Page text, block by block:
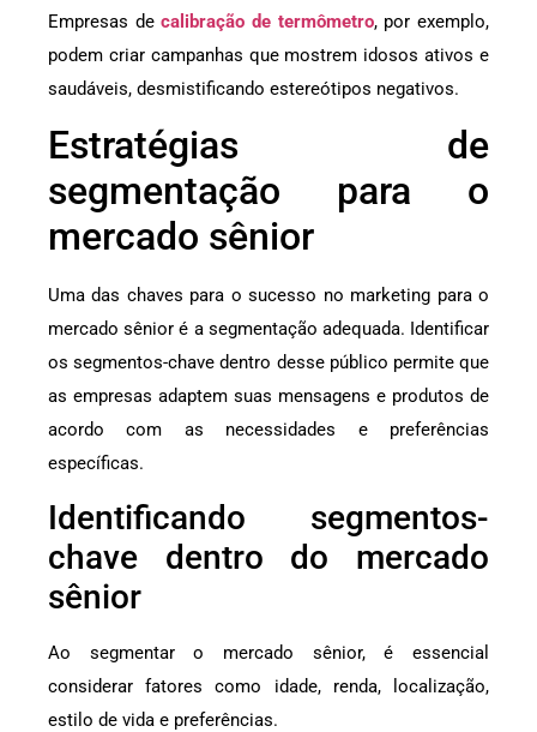
Empresas decalibração de termômetro, por exemplo,
podem criar campanhas que mostrem idosos ativos e
saudáveis, desmistificando estereótipos negativos.
Estratégias de
segmentação para o
mercado sênior
Uma das chaves para o sucesso no marketing para o
mercado sênior é a segmentação adequada. Identificar
os segmentos-chave dentro desse público permite que
as empresas adaptem suas mensagens e produtos de
acordo com as necessidades e preferências
específicas.
Identificando segmentos-
chave dentro do mercado
sênior
Ao segmentar o mercado sênior, é essencial
considerar fatores como idade, renda, localização,
estilo de vida e preferências.